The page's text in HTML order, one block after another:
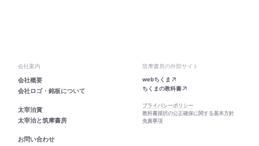
会社案内
会社概要
会社ロゴ・銘板について
太宰治賞
太宰治と筑摩書房
お問い合わせ
筑摩書房の外部サイト
webちくま
ちくまの教科書
プライバシーポリシー
教科書採択の公正確保に関する基本方針
免責事項